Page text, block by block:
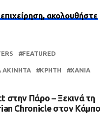
ακολουθήστε
FEATURED
ΑΚΊΝΗΤΑ
ΚΡΉΤΗ ΧΑΝΙΆ
στην Πάρο – Ξεκινά τη
Chronicle στον Κάμπο